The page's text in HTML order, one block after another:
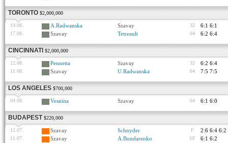
TORONTO $2,000,000
19.08. A.Radwanska Szavay 32 6:1 6:1
17.08. Szavay Tetreault 64 6:2 6:4
CINCINNATI $2,000,000
12.08. Pennetta Szavay 32 6:2 6:4
11.08. Szavay U.Radwanska 64 7:5 7:5
LOS ANGELES $700,000
04.08. Vesnina Szavay 64 6:1 6:0
BUDAPEST $220,000
12.07. Szavay Schnyder F 2:6 6:4 6:2
11.07. Szavay A.Bondarenko SF 6:1 6:2